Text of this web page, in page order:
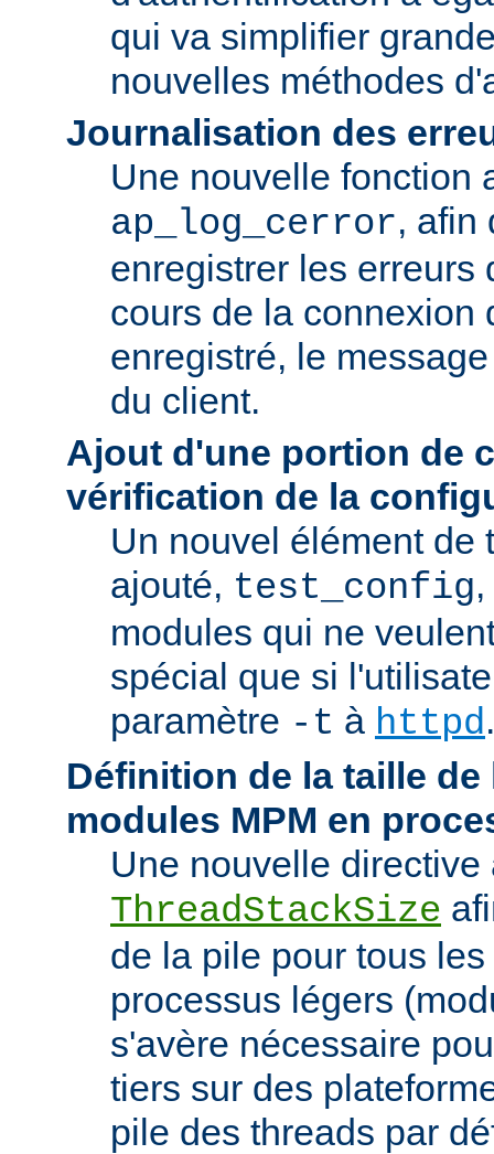
qui va simplifier
nouvelles méthodes
Journalisation des
Une nouvelle fonction
ap_log_cerror, afin
enregistrer les erreurs
cours de la connexion
enregistré, le
du client.
Ajout d'une portion de
vérification de la
Un nouvel élément de
ajouté, test_config
modules qui ne
spécial que si
paramètre -t à httpd.
Définition de la taille
modules MPM en
Une nouvelle directive
ThreadStackSize
de la pile pour tous
processus légers
s'avère nécessaire
tiers sur des
pile des threads par